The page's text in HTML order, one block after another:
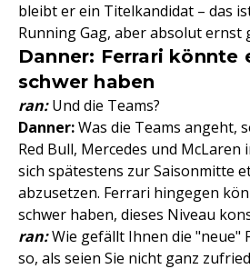
bleibt er ein Titelkandidat – das
Running Gag, aber absolut ernst
Danner: Ferrari könnte
schwer haben
ran:Und die Teams?
Danner:Was die Teams angeht,
Red Bull, Mercedes und McLaren
sich spätestens zur Saisonmitte
abzusetzen. Ferrari hingegen
schwer haben, dieses Niveau
ran:Wie gefällt Ihnen die "neue"
so, als seien Sie nicht ganz